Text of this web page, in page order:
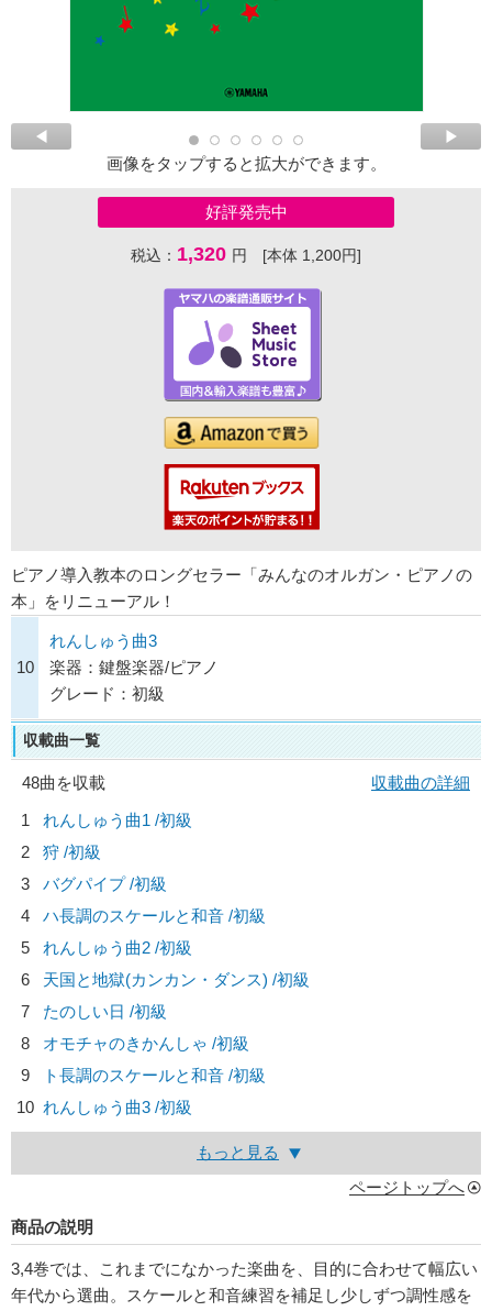
画像をタップすると拡大ができます。
好評発売中
税込： 1,320 円 [本体 1,200円]
ピアノ導入教本のロングセラー「みんなのオルガン・ピアノの
本」をリニューアル！
10
れんしゅう曲3
楽器：鍵盤楽器/ピアノ
グレード：初級
収載曲一覧
48曲を収載
収載曲の詳細
1
れんしゅう曲1 /初級
2
狩 /初級
3
バグパイプ /初級
4
ハ長調のスケールと和音 /初級
5
れんしゅう曲2 /初級
6
天国と地獄(カンカン・ダンス) /初級
7
たのしい日 /初級
8
オモチャのきかんしゃ /初級
9
ト長調のスケールと和音 /初級
10 れんしゅう曲3 /初級
もっと見る
ページトップへ
商品の説明
3,4巻では、これまでになかった楽曲を、目的に合わせて幅広い
年代から選曲。スケールと和音練習を補足し少しずつ調性感を